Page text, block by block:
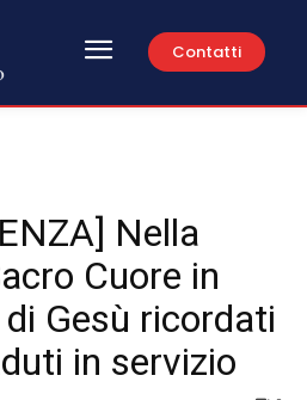
Contatti
Nella
Cuore in
Gesù ricordati
in servizio